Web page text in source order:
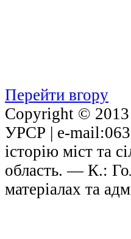
Перейти вгору
Copyright © 2013
УРСР | е-
історію міст та
область. — К.:
матеріалах та